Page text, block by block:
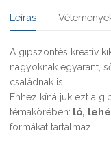
Leírás
A gipszöntés kreatív
nagyoknak egyaránt,
családnak is.
Ehhez kínáljuk ezt a
témakörében: ló,
formákat tartalmaz.